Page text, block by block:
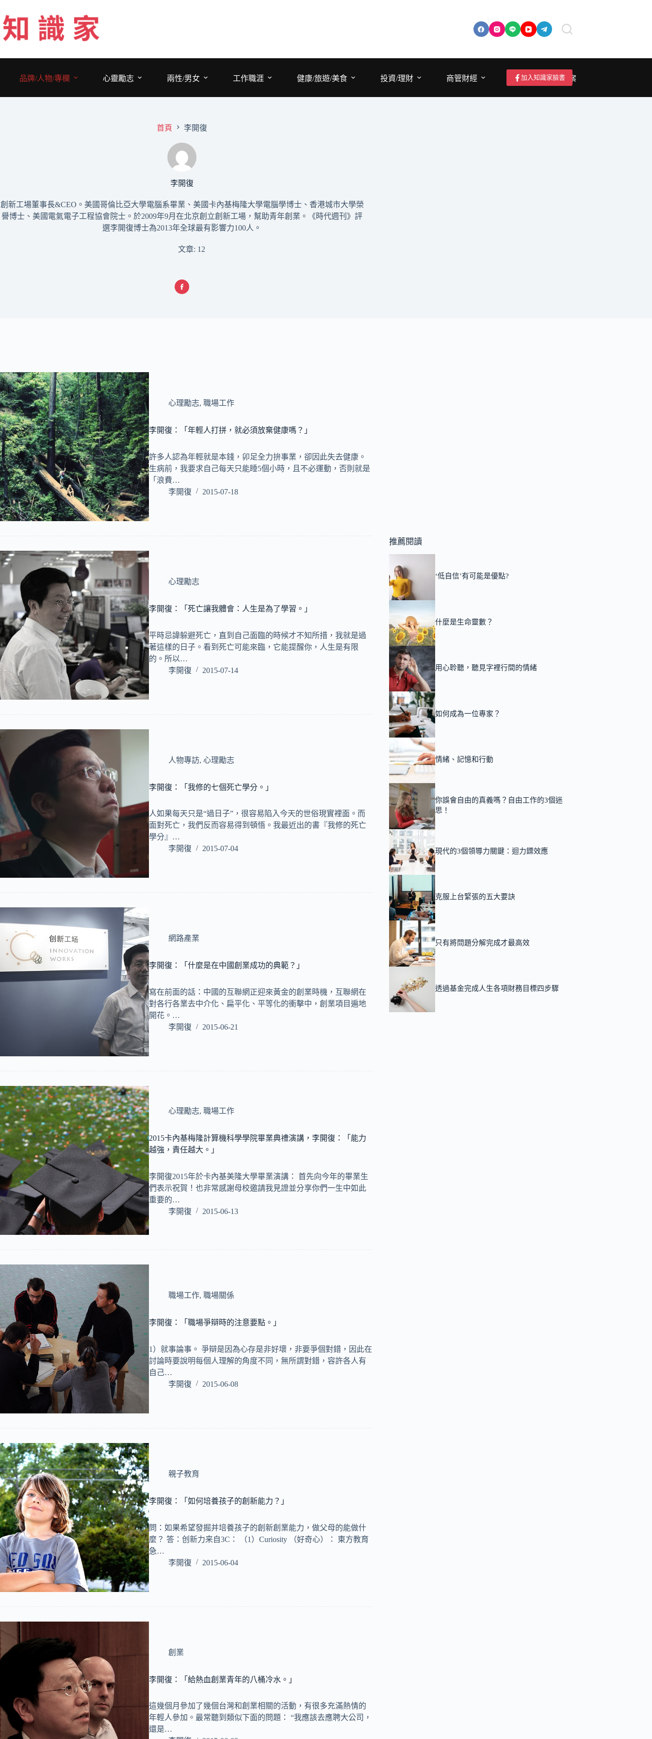
至
主
要
品牌/人物/專欄
心靈勵志 兩性/男女 工作職涯 健康/旅遊/美食 投資/理財 商管財經 成為作者/投稿/提案
加入知識家臉書
首頁 李開復
李開復
創新工場董事長&CEO。美國哥倫比亞大學電腦系畢業、美國卡內基梅隆大學電腦學博士、香港城市大學榮
譽博士、美國電氣電子工程協會院士。於2009年9月在北京創立創新工場，幫助青年創業。《時代週刊》評
選李開復博士為2013年全球最有影響力100人。
文章: 12
心理勵志, 職場工作
李開復：「年輕人打拼，就必須放棄健康嗎？」
許多人認為年輕就是本錢，卯足全力拚事業，卻因此失去健康。
生病前，我要求自己每天只能睡5個小時，且不必運動，否則就是
「浪費…
李開復
2015-07-18
心理勵志
李開復：「死亡讓我體會：人生是為了學習。」
平時忌諱躲避死亡，直到自己面臨的時候才不知所措，我就是過
著這樣的日子。看到死亡可能來臨，它能提醒你，人生是有限
的。所以…
李開復
2015-07-14
人物專訪, 心理勵志
李開復：「我修的七個死亡學分。」
人如果每天只是“過日子”，很容易陷入今天的世俗現實裡面。而
面對死亡，我們反而容易得到頓悟。我最近出的書『我修的死亡
學分』…
李開復
2015-07-04
網路產業
李開復：「什麼是在中國創業成功的典範？」
寫在前面的話：中國的互聯網正迎來黃金的創業時機，互聯網在
對各行各業去中介化、扁平化、平等化的衝擊中，創業項目遍地
開花。…
李開復
2015-06-21
心理勵志, 職場工作
2015卡內基梅隆計算機科學學院畢業典禮演講，李開復：「能力
越強，責任越大。」
李開復2015年於卡內基美隆大學畢業演講： 首先向今年的畢業生
們表示祝賀！也非常感謝母校邀請我見證並分享你們一生中如此
重要的…
李開復
2015-06-13
職場工作, 職場關係
李開復：「職場爭辯時的注意要點。」
1）就事論事。 爭辯是因為心存是非好壞，非要爭個對錯，因此在
討論時要說明每個人理解的角度不同，無所謂對錯，容許各人有
自己…
李開復
2015-06-08
親子教育
李開復：「如何培養孩子的創新能力？」
問：如果希望發掘并培養孩子的創新創業能力，做父母的能做什
麼？ 答：创新力来自3C： （1）Curiosity （好奇心）： 東方教育
急…
李開復
2015-06-04
創業
李開復：「給熱血創業青年的八桶冷水。」
這幾個月參加了幾個台灣和創業相關的活動，有很多充滿熱情的
年輕人參加。最常聽到類似下面的問題： “我應該去應聘大公司，
還是…
推薦閱讀
‘低自信’有可能是優點?
什麼是生命靈數？
用心聆聽，聽見字裡行間的情緒
如何成為一位專家？
情緒、記憶和行動
你誤會自由的真義嗎？自由工作的3個迷
思！
現代的3個領導力關鍵：迴力鏢效應
克服上台緊張的五大要訣
只有將問題分解完成才最高效
透過基金完成人生各項財務目標四步驟